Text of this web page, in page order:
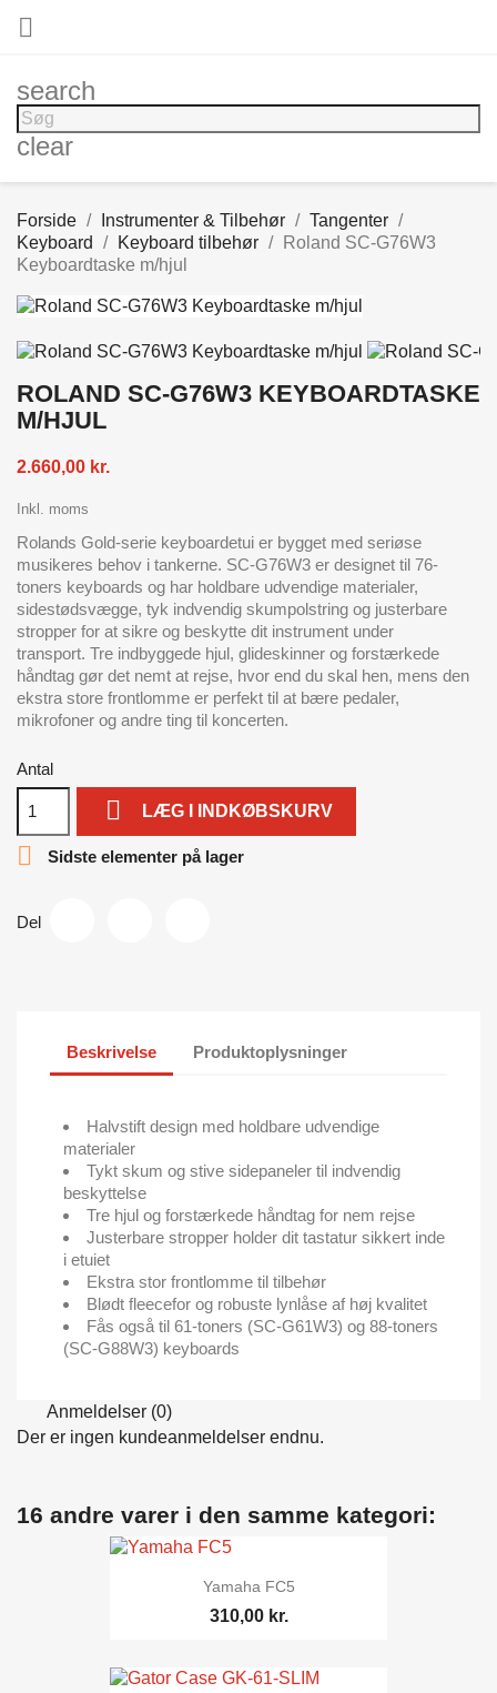

search
clear
Forside Instrumenter & Tilbehør
Tangenter
Keyboard
Keyboard tilbehør
Roland SC-G76W3
Keyboardtaske m/hjul
ROLAND SC-G76W3 KEYBOARDTASKE
M/HJUL
2.660,00 kr.
Inkl. moms
Rolands Gold-serie keyboardetui er bygget med seriøse
musikeres behov i tankerne. SC-G76W3 er designet til 76-
toners keyboards og har holdbare udvendige materialer,
sidestødsvægge, tyk indvendig skumpolstring og justerbare
stropper for at sikre og beskytte dit instrument under
transport. Tre indbyggede hjul, glideskinner og forstærkede
håndtag gør det nemt at rejse, hvor end du skal hen, mens den
ekstra store frontlomme er perfekt til at bære pedaler,
mikrofoner og andre ting til koncerten.
Antal
 LÆG I INDKØBSKURV
 Sidste elementer på lager
Del
Beskrivelse Produktoplysninger
Halvstift design med holdbare udvendige
materialer
Tykt skum og stive sidepaneler til indvendig
beskyttelse
Tre hjul og forstærkede håndtag for nem rejse
Justerbare stropper holder dit tastatur sikkert inde
i etuiet
Ekstra stor frontlomme til tilbehør
Blødt fleecefor og robuste lynlåse af høj kvalitet
Fås også til 61-toners (SC-G61W3) og 88-toners
(SC-G88W3) keyboards
Anmeldelser (0)
Der er ingen kundeanmeldelser endnu.
16 andre varer i den samme kategori:
Yamaha FC5
310,00 kr.